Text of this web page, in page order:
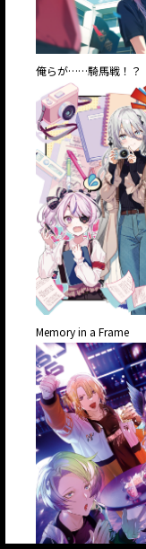
俺らが……騎馬戦！？
Memory in a Frame